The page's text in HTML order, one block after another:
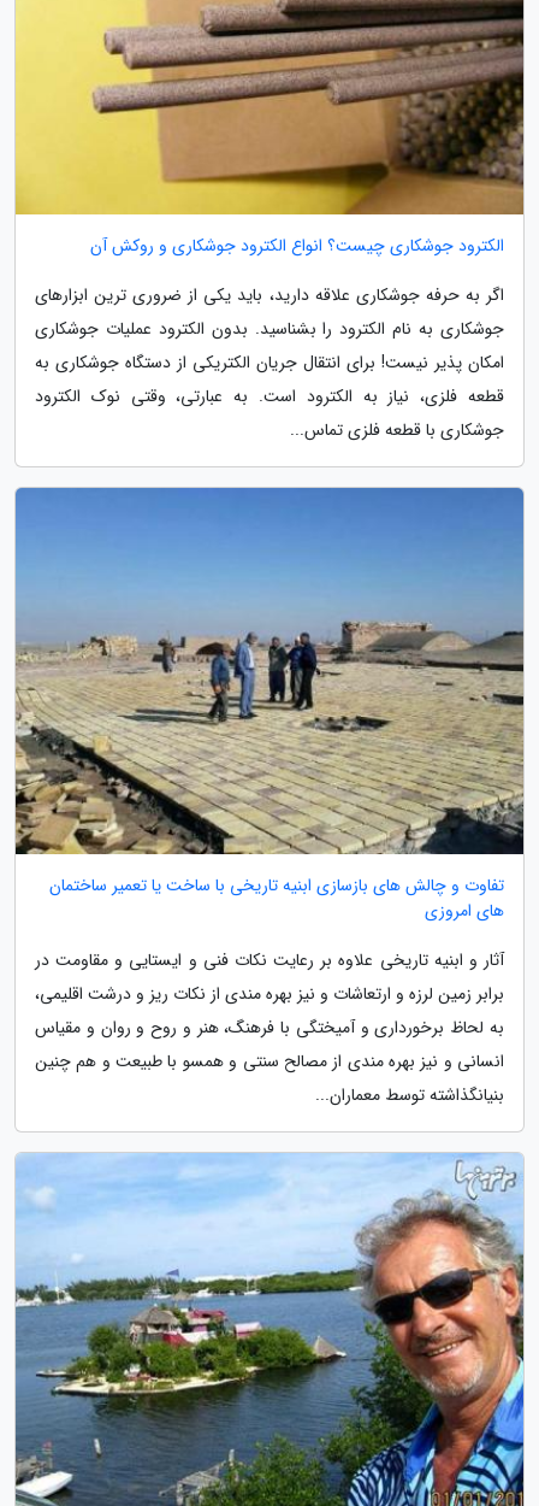
الکترود جوشکاری چیست؟ انواع الکترود جوشکاری و روکش آن
اگر به حرفه جوشکاری علاقه دارید، باید یکی از ضروری ترین ابزارهای
جوشکاری به نام الکترود را بشناسید. بدون الکترود عملیات جوشکاری
امکان پذیر نیست! برای انتقال جریان الکتریکی از دستگاه جوشکاری به
قطعه فلزی، نیاز به الکترود است. به عبارتی، وقتی نوک الکترود
جوشکاری با قطعه فلزی تماس...
تفاوت و چالش های بازسازی ابنیه تاریخی با ساخت یا تعمیر ساختمان
های امروزی
آثار و ابنیه تاریخی علاوه بر رعایت نکات فنی و ایستایی و مقاومت در
برابر زمین لرزه و ارتعاشات و نیز بهره مندی از نکات ریز و درشت اقلیمی،
به لحاظ برخورداری و آمیختگی با فرهنگ، هنر و روح و روان و مقیاس
انسانی و نیز بهره مندی از مصالح سنتی و همسو با طبیعت و هم چنین
بنیانگذاشته توسط معماران...